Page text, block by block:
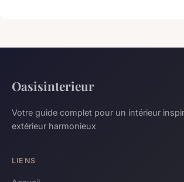
Oasisinterieur
Votre guide complet pour un intérieur
extérieur harmonieux
LIENS